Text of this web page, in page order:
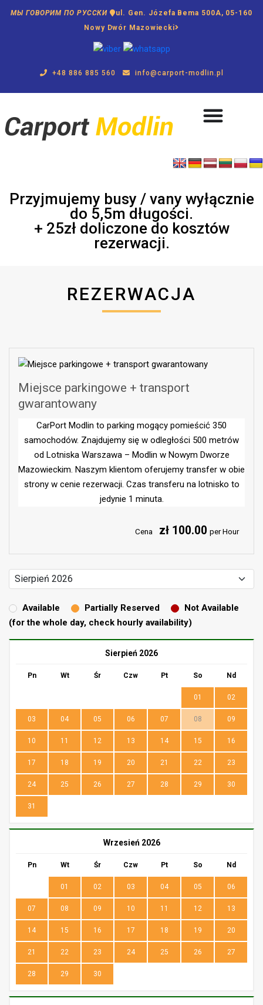
МЫ ГОВОРИМ ПО РУССКИ
ul. Gen. Józefa Bema 500A, 05-160
Nowy Dwór Mazowiecki
+48 886 885 560 info@carport-modlin.pl
Przyjmujemy busy / vany wyłącznie
do 5,5m długości.
+ 25zł doliczone do kosztów
rezerwacji.
REZERWACJA
Miejsce parkingowe + transport
gwarantowany
CarPort Modlin to parking mogący pomieścić 350
samochodów. Znajdujemy się w odległości 500 metrów
od Lotniska Warszawa – Modlin w Nowym Dworze
Mazowieckim. Naszym klientom oferujemy transfer w obie
strony w cenie rezerwacji. Czas transferu na lotnisko to
jedynie 1 minuta.
Cena zł 100.00 per Hour
Available Partially Reserved
Not Available
(for the whole day, check hourly availability)
Sierpień 2026
Pn Wt Śr Czw Pt So Nd
01 02
03 04 05 06 07 08 09
10 11 12 13 14 15 16
17 18 19 20 21 22 23
24 25 26 27 28 29 30
31
Wrzesień 2026
Pn Wt Śr Czw Pt So Nd
01 02 03 04 05 06
07 08 09 10 11 12 13
14 15 16 17 18 19 20
21 22 23 24 25 26 27
28 29 30